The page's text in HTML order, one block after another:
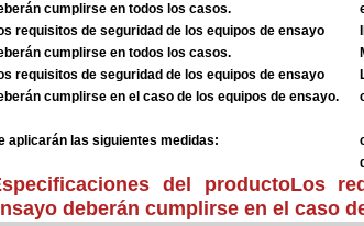
cumplirse en todos los casos.
requisitos de seguridad de los equipos de ensayo
cumplirse en todos los casos.
requisitos de seguridad de los equipos de ensayo
cumplirse en el caso de los equipos de ensayo.
aplicarán las siguientes medidas:
del productoLos
deberán cumplirse en el caso